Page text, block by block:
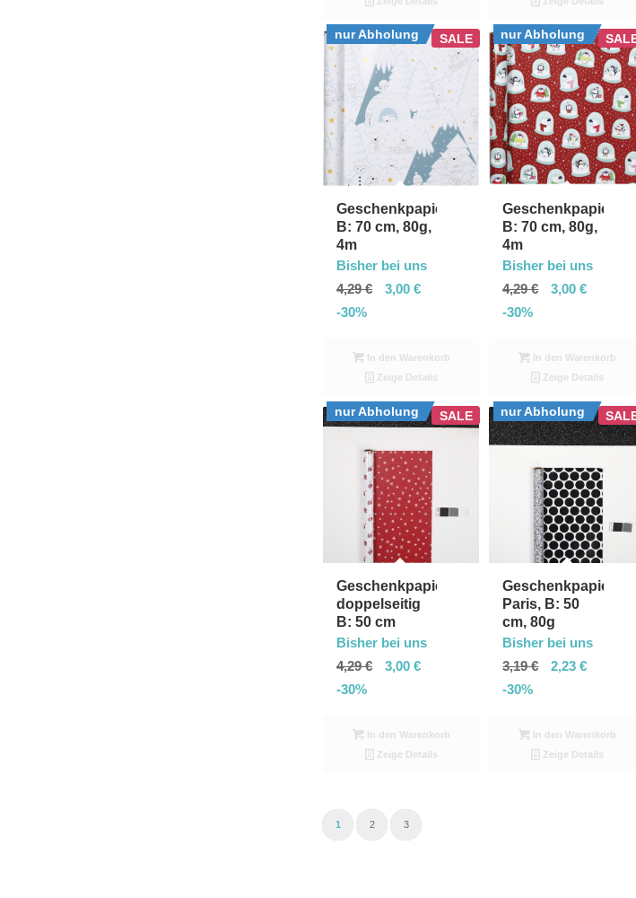
nur Abholung SALE
Geschenkpapier,
B: 70 cm, 80g,
4m
Bisher bei uns
4,29€ 3,00 €
-30%
In den Warenkorb
Zeige Details
nur Abholung
Geschenkpapier,
B: 70 cm, 80g,
4m
Bisher bei uns
4,29€ 3,00€
-30%
In den Warenkorb
Zeige Details
nur Abholung SALE
Geschenkpapier,
doppelseitig
B: 50 cm
Bisher bei uns
4,29€ 3,00 €
-30%
In den Warenkorb
Zeige Details
nur Abholung
Geschenkpapier
Paris, B: 50
cm, 80g
Bisher bei uns
3,19€ 2,23€
-30%
In den Warenkorb
Zeige Details
1 2 3